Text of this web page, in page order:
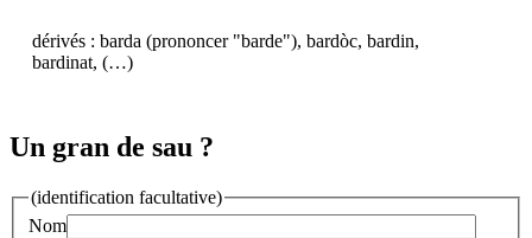
dérivés : barda (prononcer "barde"), bardòc, bardin,
bardinat, (…)
Un gran de sau ?
(identification facultative)
Nom